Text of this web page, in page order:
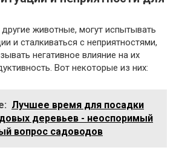
животные, могут испытывать
и сталкиваться с неприятностями,
негативное влияние на их
Вот некоторые из них:
Лучшее время для посадки
деревьев - неоспоримый
вопрос садоводов